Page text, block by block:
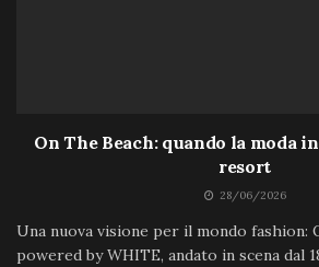
On The Beach: quando la moda
resort
28/06/2026
Una nuova visione per il mondo fashion:
powered by WHITE, andato in scena dal